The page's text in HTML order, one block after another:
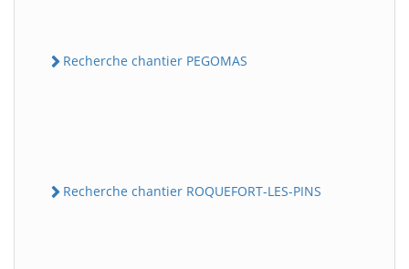
Recherche chantier PEGOMAS
Recherche chantier ROQUEFORT-LES-PINS